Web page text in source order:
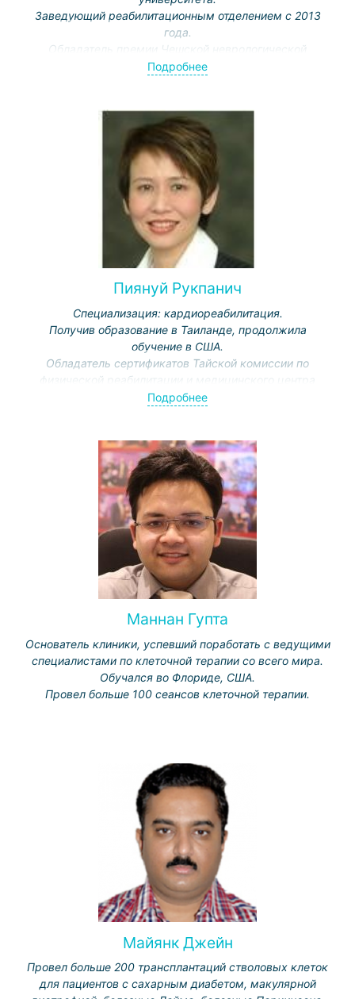
Заведующий реабилитационным отделением с 2013
года.
Обладатель премии Чешской неврологической
ассоциации.
Подробнее
Пиянуй Рукпанич
Специализация: кардиореабилитация.
Получив образование в Таиланде, продолжила
обучение в США.
Обладатель сертификатов Тайской комиссии по
физической реабилитации и медицинского центра
«Седарс-Синай» в США.
эффективность различных подходов к реабилитации.
Подробнее
Маннан Гупта
Основатель клиники, успевший поработать с ведущими
специалистами по клеточной терапии со всего мира.
Обучался во Флориде, США.
Провел больше 100 сеансов клеточной терапии.
Майянк Джейн
Провел больше 200 трансплантаций стволовых клеток
для пациентов с сахарным диабетом, макулярной